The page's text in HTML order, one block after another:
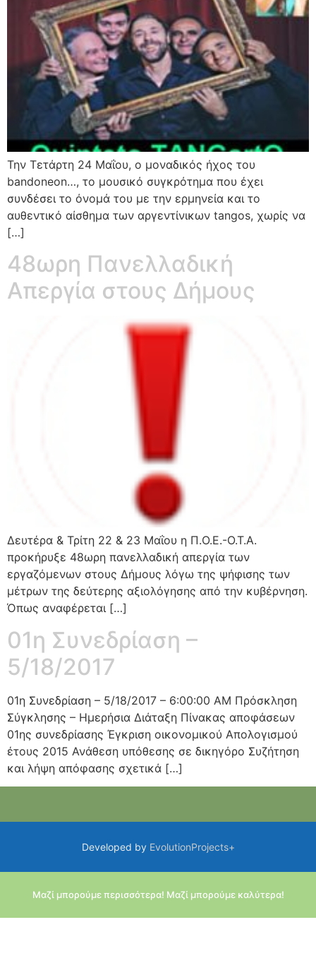
Την Τετάρτη 24 Μαΐου, ο μοναδικός ήχος του
bandoneon…, το μουσικό συγκρότημα που έχει
συνδέσει το όνομά του με την ερμηνεία και το
αυθεντικό αίσθημα των αργεντίνικων tangos, χωρίς να
[…]
48ωρη Πανελλαδική
Απεργία στους Δήμους
Δευτέρα & Τρίτη 22 & 23 Μαΐου η Π.Ο.Ε.-Ο.Τ.Α.
προκήρυξε 48ωρη πανελλαδική απεργία των
εργαζόμενων στους Δήμους λόγω της ψήφισης των
μέτρων της δεύτερης αξιολόγησης από την κυβέρνηση.
Όπως αναφέρεται […]
01η Συνεδρίαση –
5/18/2017
01η Συνεδρίαση – 5/18/2017 – 6:00:00 AM Πρόσκληση
Σύγκλησης – Ημερήσια Διάταξη Πίνακας αποφάσεων
01ης συνεδρίασης Έγκριση οικονομικού Απολογισμού
έτους 2015 Ανάθεση υπόθεσης σε δικηγόρο Συζήτηση
και λήψη απόφασης σχετικά […]
Developed by EvolutionProjects+
Μαζί μπορούμε περισσότερα! Μαζί μπορούμε καλύτερα!